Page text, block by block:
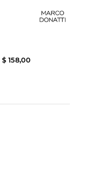
$ 158,00